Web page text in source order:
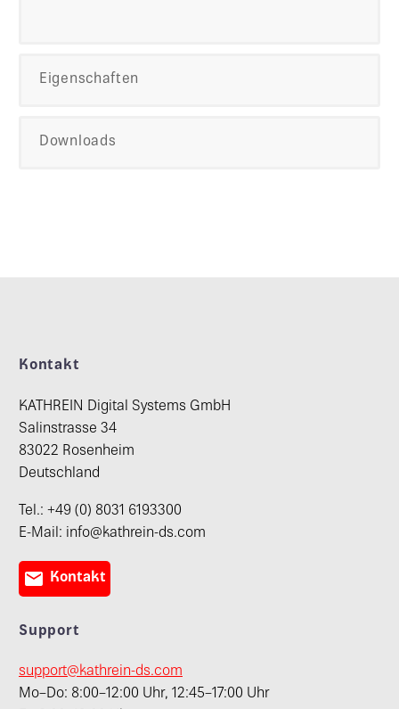
Eigenschaften
Downloads
Kontakt
KATHREIN Digital Systems GmbH
Salinstrasse 34
83022 Rosenheim
Deutschland
Tel.: +49 (0) 8031 6193300
E-Mail: info@kathrein-ds.com
 Kontakt
Support
support@kathrein-ds.com
Mo–Do: 8:00–12:00 Uhr, 12:45–17:00 Uhr